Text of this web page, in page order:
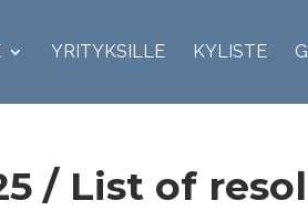
YRITYKSILLE KYLISTE
/ List of